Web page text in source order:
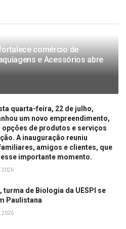
comércio de
e Acessórios abre
quarta-feira, 22 de julho,
um novo empreendimento,
opções de produtos e serviços
A inauguração reuniu
amigos e clientes, que
importante momento.
2026
turma de Biologia da UESPI se
Paulistana
2026